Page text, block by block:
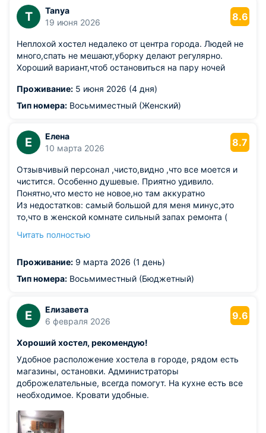
T
Tanya
19 июня 2026
8.6
Неплохой хостел недалеко от центра города. Людей не
много,спать не мешают,уборку делают регулярно.
Хороший вариант,чтоб остановиться на пару ночей
Проживание: 5 июня 2026 (4 дня)
Тип номера: Восьмиместный (Женский)
Е
Елена
10 марта 2026
8.7
Отзывчивый персонал ,чисто,видно ,что все моется и
чистится. Особенно душевые. Приятно удивило.
Понятно,что место не новое,но там аккуратно
Из недостатков: самый большой для меня минус,это
то,что в женской комнате сильный запах ремонта (
своя непереносимость,но мне показалось что это либо
спальных мест. Это панели типа шпона,они хорошо
впитывают ... Не возможно к нему принюхаться,
Читать полностью
Проживание: 9 марта 2026 (1 день)
Тип номера: Восьмиместный (Бюджетный)
Е
Елизавета
6 февраля 2026
9.6
Хороший хостел, рекомендую!
Удобное расположение хостела в городе, рядом есть
магазины, остановки. Администраторы
доброжелательные, всегда помогут. На кухне есть все
необходимое. Кровати удобные.